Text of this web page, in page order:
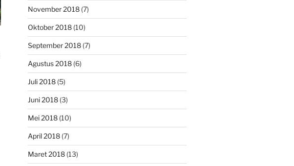
November 2018(7)
Oktober 2018(10)
September 2018(7)
Agustus 2018(6)
Juli 2018(5)
Juni 2018(3)
Mei 2018(10)
April 2018(7)
Maret 2018(13)